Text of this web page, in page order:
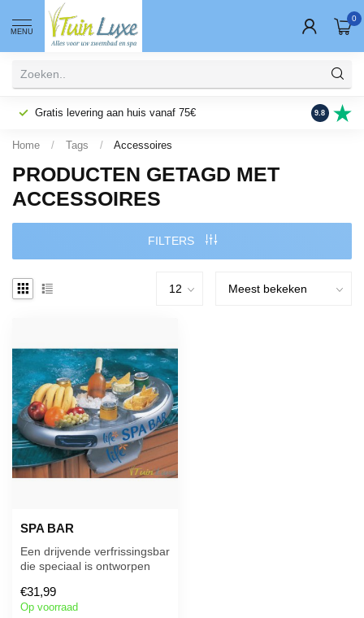
MENU
0
Gratis levering aan huis vanaf 75€ Fysieke
9.8
Home / Tags / Accessoires
PRODUCTEN GETAGD MET
ACCESSOIRES
FILTERS
SPA BAR
Een drijvende verfrissingsbar
die speciaal is ontworpen
€31,99
Op voorraad